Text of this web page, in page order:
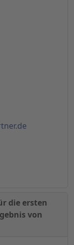
die ersten
von